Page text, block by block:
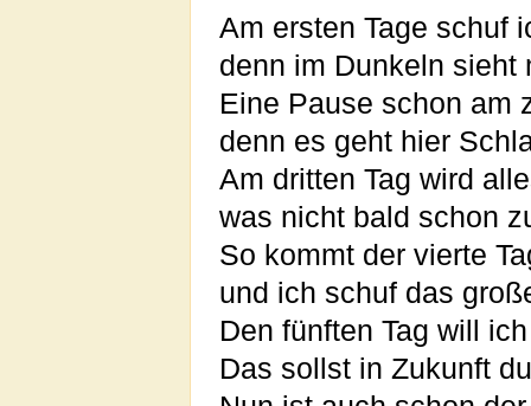
Am ersten Tage schuf
denn im Dunkeln sieht
Eine Pause schon am
denn es geht hier
Am dritten Tag wird
was nicht bald schon
So kommt der vierte
und ich schuf das
Den fünften Tag will
Das sollst in Zukunft